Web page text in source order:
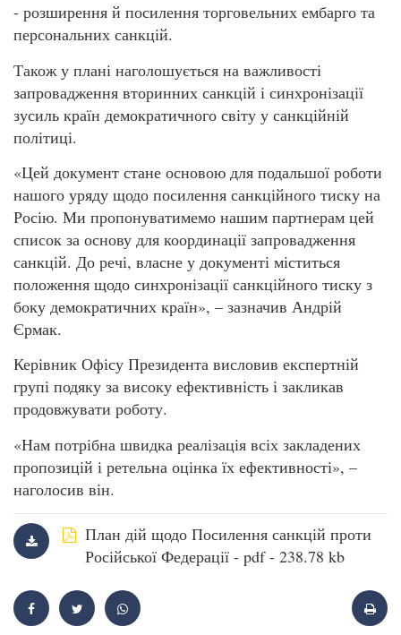
- розширення й посилення торговельних ембарго та
персональних санкцій.
Також у плані наголошується на важливості
запровадження вторинних санкцій і синхронізації
зусиль країн демократичного світу у санкційній
політиці.
«Цей документ стане основою для подальшої роботи
нашого уряду щодо посилення санкційного тиску на
Росію. Ми пропонуватимемо нашим партнерам цей
список за основу для координації запровадження
санкцій. До речі, власне у документі міститься
положення щодо синхронізації санкційного тиску з
боку демократичних країн», – зазначив Андрій
Єрмак.
Керівник Офісу Президента висловив експертній
групі подяку за високу ефективність і закликав
продовжувати роботу.
«Нам потрібна швидка реалізація всіх закладених
пропозицій і ретельна оцінка їх ефективності», –
наголосив він.
План дій щодо Посилення санкцій проти
Російської Федерації - pdf - 238.78 kb